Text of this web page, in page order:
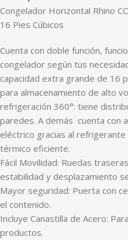
Congelador Horizontal Rhino
16 Pies Cúbicos
Cuenta con doble función,
congelador según tus
capacidad extra grande de 16
para almacenamiento de alto
refrigeración 360°: tiene
paredes. A demás cuenta con
eléctrico gracias al
térmico eficiente.
Fácil Movilidad: Ruedas
estabilidad y desplazamiento
Mayor seguridad: Puerta con
el contenido.
Incluye Canastilla de Acero:
productos.